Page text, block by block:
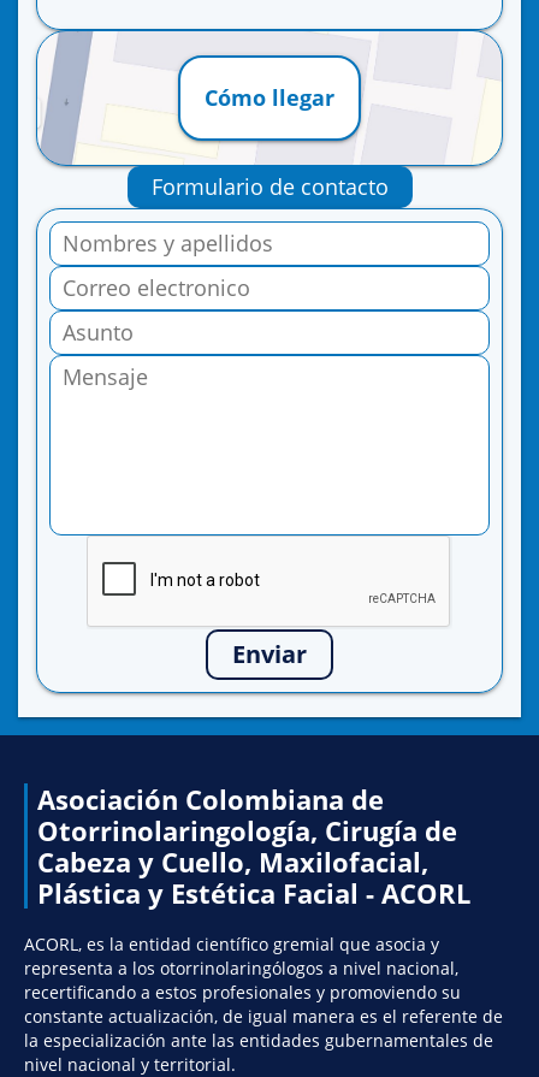
Cómo llegar
Formulario de contacto
Enviar
Asociación Colombiana de
Otorrinolaringología, Cirugía de
Cabeza y Cuello, Maxilofacial,
Plástica y Estética Facial - ACORL
ACORL, es la entidad científico gremial que asocia y
representa a los otorrinolaringólogos a nivel nacional,
recertificando a estos profesionales y promoviendo su
constante actualización, de igual manera es el referente de
la especialización ante las entidades gubernamentales de
nivel nacional y territorial.